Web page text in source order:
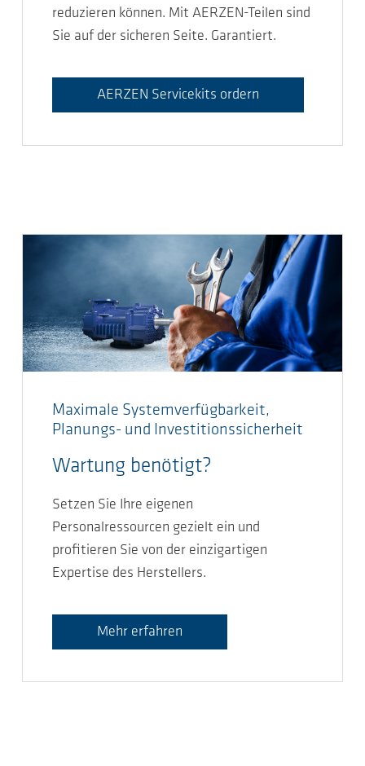
reduzieren können. Mit AERZEN-Teilen sind
Sie auf der sicheren Seite. Garantiert.
AERZEN Servicekits ordern
Maximale Systemverfügbarkeit,
Planungs- und Investitionssicherheit
Wartung benötigt?
Setzen Sie Ihre eigenen
Personalressourcen gezielt ein und
profitieren Sie von der einzigartigen
Expertise des Herstellers.
Mehr erfahren